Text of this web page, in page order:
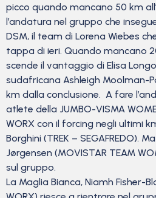
picco quando mancano 50 km
l’andatura nel gruppo che
DSM, il team di Lorena Wiebes
tappa di ieri. Quando mancano
scende il vantaggio di Elisa
sudafricana Ashleigh Moolman-
km dalla conclusione. A fare
atlete della JUMBO-VISMA
WORX con il forcing negli ultimi
Borghini (TREK – SEGAFREDO).
Jørgensen (MOVISTAR TEAM
sul gruppo.
La Maglia Bianca, Niamh Fisher-